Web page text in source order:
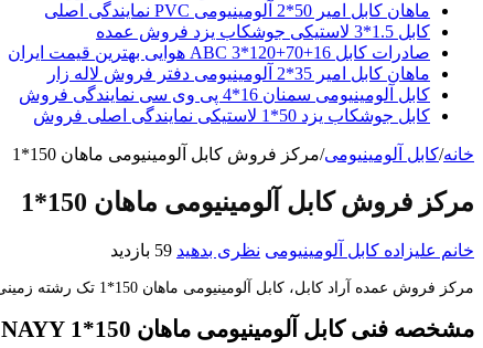
ماهان کابل امیر 50*2 آلومینیومی PVC نمایندگی اصلی
کابل 1.5*3 لاستیکی جوشکاب یزد فروش عمده
صادرات کابل 16+70+120*3 ABC هوایی بهترین قیمت ایران
ماهان کابل امیر 35*2 آلومینیومی دفتر فروش لاله زار
کابل آلومینیومی سمنان 16*4 پی وی سی نمایندگی فروش
کابل جوشکاب یزد 50*1 لاستیکی نمایندگی اصلی فروش
خانه/کابل آلومینیومی/مرکز فروش کابل آلومینیومی ماهان 150*1
مرکز فروش کابل آلومینیومی ماهان 150*1
خانم علیزاده کابل آلومینیومی نظری بدهید 59 بازدید
مرکز فروش عمده آراد کابل، کابل آلومینیومی ماهان 150*1 تک رشته زمینی را به قیمت خرید ارائه می کند. برای استعلام قیمت خرید کابل برق آلومینیومی تک فاز و سه فاز به صورت به روز با گروه فروش ما در تماس باشید.
مشخصه فنی کابل آلومینیومی ماهان 150*1 NAYY